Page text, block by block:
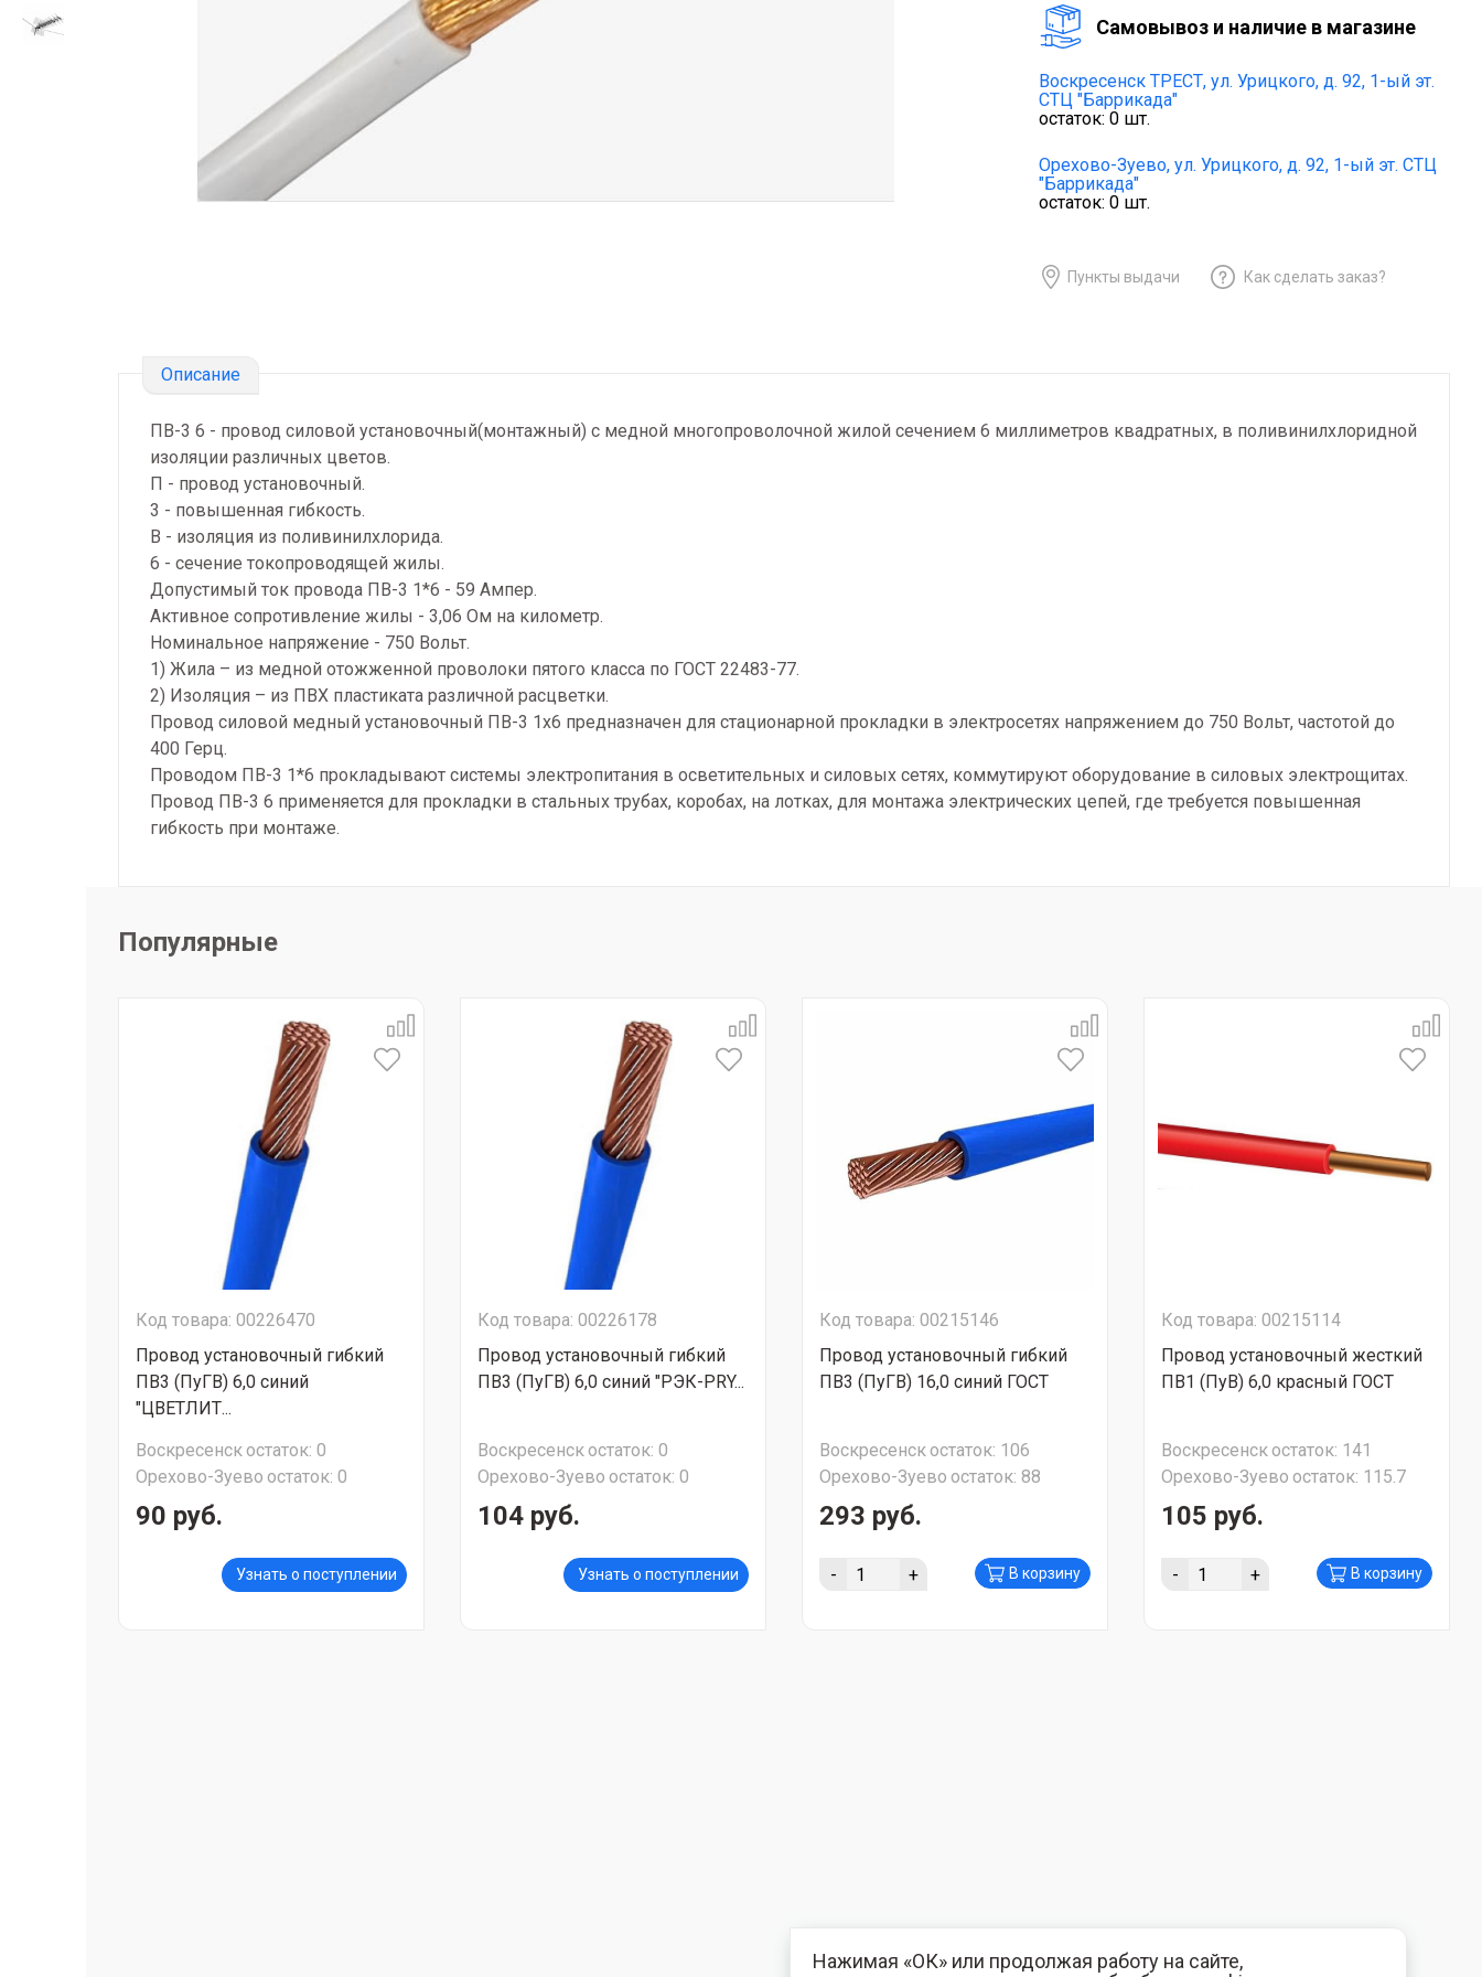
Cамовывоз и наличие в магазине
Воскресенск ТРЕСТ, ул. Урицкого, д. 92, 1-ый эт.
СТЦ "Баррикада"
остаток: 0 шт.
Орехово-Зуево, ул. Урицкого, д. 92, 1-ый эт. СТЦ
"Баррикада"
остаток: 0 шт.
Пункты выдачи Как сделать заказ?
Описание
ПВ-3 6 - провод силовой установочный(монтажный) с медной многопроволочной жилой сечением 6 миллиметров квадратных, в поливинилхлоридной
изоляции различных цветов.
П - провод установочный.
3 - повышенная гибкость.
В - изоляция из поливинилхлорида.
6 - сечение токопроводящей жилы.
Допустимый ток провода ПВ-3 1*6 - 59 Ампер.
Активное сопротивление жилы - 3,06 Ом на километр.
Номинальное напряжение - 750 Вольт.
1) Жила – из медной отожженной проволоки пятого класса по ГОСТ 22483-77.
2) Изоляция – из ПВХ пластиката различной расцветки.
Провод силовой медный установочный ПВ-3 1х6 предназначен для стационарной прокладки в электросетях напряжением до 750 Вольт, частотой до
400 Герц.
Проводом ПВ-3 1*6 прокладывают системы электропитания в осветительных и силовых сетях, коммутируют оборудование в силовых электрощитах.
Провод ПВ-3 6 применяется для прокладки в стальных трубах, коробах, на лотках, для монтажа электрических цепей, где требуется повышенная
гибкость при монтаже.
Популярные
Код товара: 00226470
Провод установочный гибкий
ПВ3 (ПуГВ) 6,0 синий
"ЦВЕТЛИТ...
Воскресенскостаток: 0
Орехово-Зуево остаток: 0
90 руб.
Узнать о поступлении
Код товара: 00226178
Провод установочный гибкий
ПВ3 (ПуГВ) 6,0 синий "РЭК-PRY...
Воскресенскостаток: 0
Орехово-Зуево остаток: 0
104 руб.
Узнать о поступлении
Код товара: 00215146
Провод установочный гибкий
ПВ3 (ПуГВ) 16,0 синий ГОСТ
Воскресенскостаток: 106
Орехово-Зуево остаток: 88
293 руб.
- + В корзину
Код товара: 00215114
Провод установочный жесткий
ПВ1 (ПуВ) 6,0 красный ГОСТ
Воскресенскостаток: 141
Орехово-Зуево остаток: 115.7
105 руб.
- + В корзину
Нажимая «ОК» или продолжая работу на сайте,